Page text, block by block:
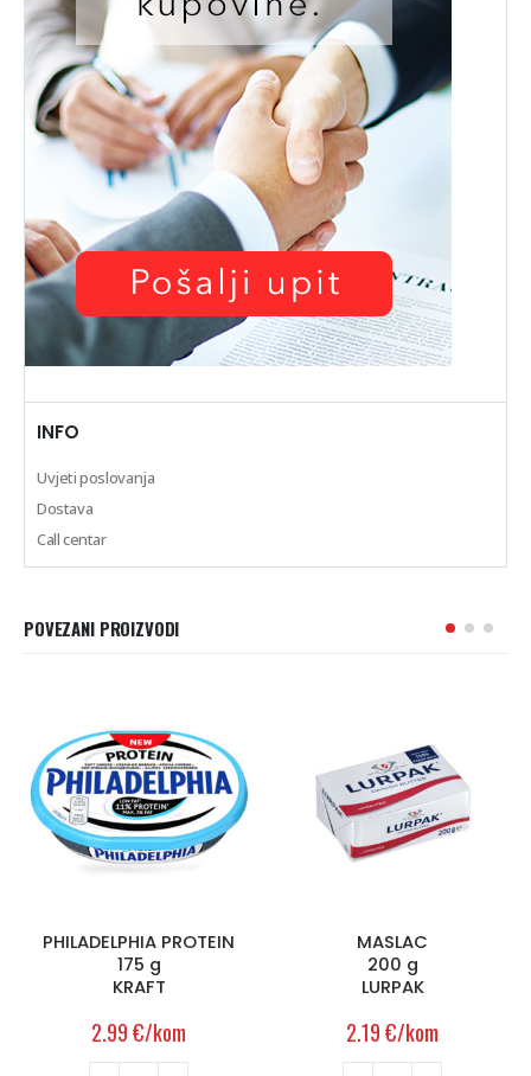
INFO
Uvjeti poslovanja
Dostava
Call centar
POVEZANI PROIZVODI
PHILADELPHIA PROTEIN
175 g
KRAFT
2.99€/kom
MASLAC
200 g
LURPAK
2.19€/kom